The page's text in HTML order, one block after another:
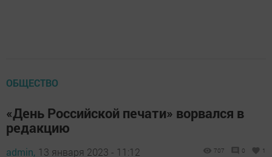
ОБЩЕСТВО
«День Российской печати» ворвался в
редакцию
admin, 13 января 2023 - 11:12 707 0 1